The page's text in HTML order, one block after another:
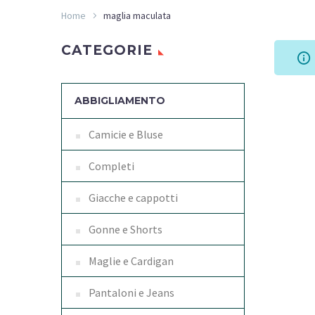
Home maglia maculata
CATEGORIE
ABBIGLIAMENTO
Camicie e Bluse
Completi
Giacche e cappotti
Gonne e Shorts
Maglie e Cardigan
Pantaloni e Jeans